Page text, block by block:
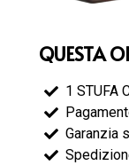
QUESTA
1 STUFA
Garanzia